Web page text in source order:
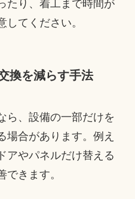
たり、着工まで時間が
てください。
換を減らす手法
ら、設備の一部だけを
場合があります。例え
アやパネルだけ替える
できます。